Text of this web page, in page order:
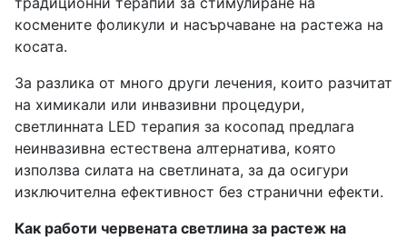
космените фоликули и насърчаване на растежа на
косата.
За разлика от много други лечения, които разчитат
на химикали или инвазивни процедури,
светлинната LED терапия за косопад предлага
неинвазивна естествена алтернатива, която
използва силата на светлината, за да осигури
изключителна ефективност без странични ефекти.
Как работи червената светлина за растеж на